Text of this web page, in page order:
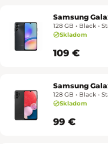
Samsung
128 GB • Black •
Skladom
109 €
Samsung
128 GB • Black •
Skladom
99 €